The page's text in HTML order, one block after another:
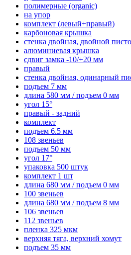
полимерные (organic)
на упор
комплект (левый+правый)
карбоновая крышка
стенка двойная, двойной
алюминиевая крышка
сдвиг замка -10/+20 мм
правый
стенка двойная, одинарный
подъем 7 мм
длина 580 мм / подъем 0 мм
угол 15°
правый - задний
комплект
подъем 6.5 мм
108 звеньев
подъем 50 мм
угол 17°
упаковка 500 штук
комплект 1 шт
длина 680 мм / подъем 0 мм
100 звеньев
длина 680 мм / подъем 8 мм
106 звеньев
112 звеньев
пленка 325 мкм
верхняя тяга, верхний хомут
подъем 35 мм